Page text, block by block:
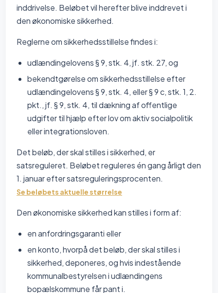
inddrivelse. Beløbet vil herefter blive inddrevet i
den økonomiske sikkerhed.
Reglerne om sikkerhedsstillelse findes i:
udlændingelovens § 9, stk. 4, jf. stk. 27, og
bekendtgørelse om sikkerhedsstillelse efter
udlændingelovens § 9, stk. 4, eller § 9 c, stk. 1, 2.
pkt., jf. § 9, stk. 4, til dækning af offentlige
udgifter til hjælp efter lov om aktiv socialpolitik
eller integrationsloven.
Det beløb, der skal stilles i sikkerhed, er
satsreguleret. Beløbet reguleres én gang årligt den
1. januar efter satsreguleringsprocenten.
Se beløbets aktuelle størrelse
Den økonomiske sikkerhed kan stilles i form af:
en anfordringsgaranti eller
en konto, hvorpå det beløb, der skal stilles i
sikkerhed, deponeres, og hvis indestående
kommunalbestyrelsen i udlændingens
bopælskommune får pant i.